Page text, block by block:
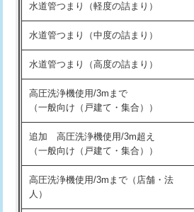
洗面台設置
化粧台設置
追加人工
廃棄・処分
※給水管工事は20mmまでの価格です。
交換・取付(排水栓・排水トラップ
持込商品取付（混合水栓）
持込商品取付（浄水器・分岐水栓）
業）
水道管つまり（軽度の詰まり）
水道管つまり（中度の詰まり）
水道管つまり（高度の詰まり）
高圧洗浄機使用/3mまで
（一般向け（戸建て・集合））
追加 高圧洗浄機使用/3m超え
（一般向け（戸建て・集合））
高圧洗浄機使用/3mまで（店舗・法
人）